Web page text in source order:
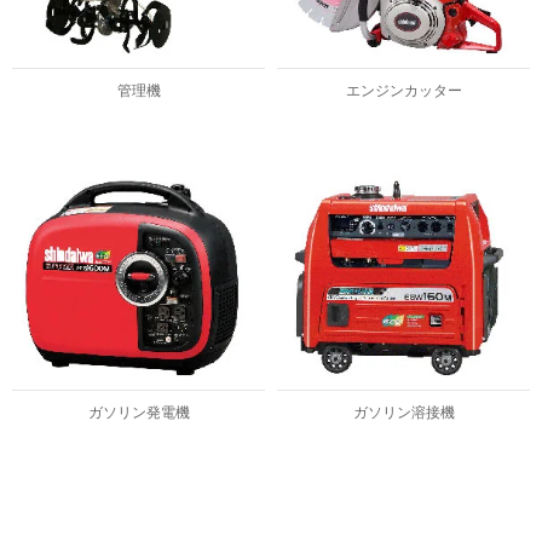
管理機 エンジンカッター
ガソリン発電機 ガソリン溶接機